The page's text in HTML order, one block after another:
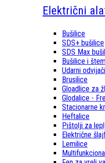
Električni
Bušilice
SDS+ bušilice
SDS Max
Bušilice i
Udarni odvijači
Brusilice
Gloadlice za
Glodalice -
Stacionarne
Heftalice
Pištolji za
Električne
Lemilice